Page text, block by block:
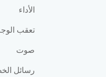
الأداء
تعقب
صوت
رسائل